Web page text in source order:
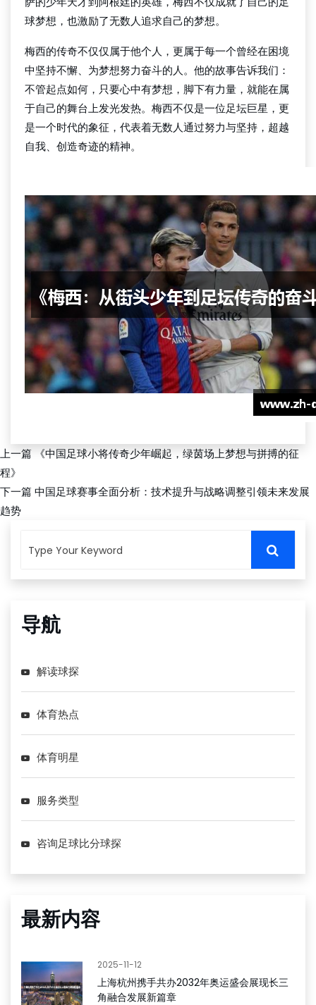
球梦想，也激励了无数人追求自己的梦想。
梅西的传奇不仅仅属于他个人，更属于每一个曾经在困境
中坚持不懈、为梦想努力奋斗的人。他的故事告诉我们：
不管起点如何，只要心中有梦想，脚下有力量，就能在属
于自己的舞台上发光发热。梅西不仅是一位足坛巨星，更
是一个时代的象征，代表着无数人通过努力与坚持，超越
自我、创造奇迹的精神。
上一篇 《中国足球小将传奇少年崛起，绿茵场上梦想与拼搏的征
程》
下一篇 中国足球赛事全面分析：技术提升与战略调整引领未来发展
趋势
导航
解读球探
体育热点
体育明星
服务类型
咨询足球比分球探
最新内容
2025-11-12
上海杭州携手共办2032年奥运盛会展现长三
角融合发展新篇章